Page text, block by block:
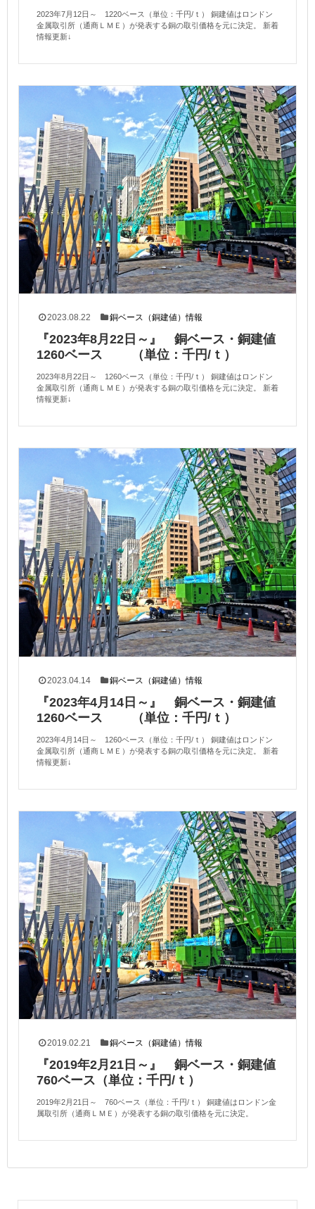
2023年7月12日～ 1220ベース（単位：千円/ｔ） 銅建値はロンドン
金属取引所（通商ＬＭＥ）が発表する銅の取引価格を元に決定。 新着
情報更新↓
2023.08.22 銅ベース（銅建値）情報
『2023年8月22日～』 銅ベース・銅建値
1260ベース （単位：千円/ｔ）
2023年8月22日～ 1260ベース（単位：千円/ｔ） 銅建値はロンドン
金属取引所（通商ＬＭＥ）が発表する銅の取引価格を元に決定。 新着
情報更新↓
2023.04.14 銅ベース（銅建値）情報
『2023年4月14日～』 銅ベース・銅建値
1260ベース （単位：千円/ｔ）
2023年4月14日～ 1260ベース（単位：千円/ｔ） 銅建値はロンドン
金属取引所（通商ＬＭＥ）が発表する銅の取引価格を元に決定。 新着
情報更新↓
2019.02.21 銅ベース（銅建値）情報
『2019年2月21日～』 銅ベース・銅建値
760ベース（単位：千円/ｔ）
2019年2月21日～ 760ベース（単位：千円/ｔ） 銅建値はロンドン金
属取引所（通商ＬＭＥ）が発表する銅の取引価格を元に決定。